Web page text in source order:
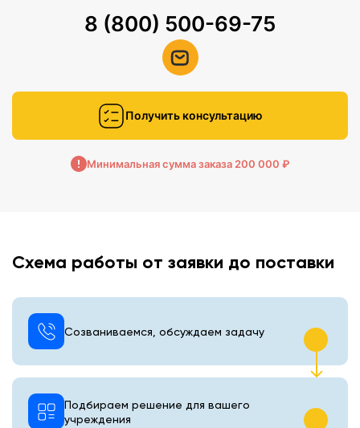
8 (800) 500-69-75
Получить консультацию
Минимальная сумма заказа 200 000 ₽
Схема работы от заявки до поставки
Созваниваемся, обсуждаем задачу
Подбираем решение для вашего
учреждения